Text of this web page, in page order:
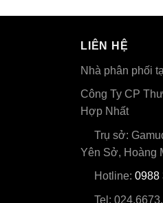
LIÊN HỆ
Nhà phân phối
Công Ty CP
Hợp Nhất
Trụ sở:
Yên Sở, Hoàng
Hotline: 0988
Tel: